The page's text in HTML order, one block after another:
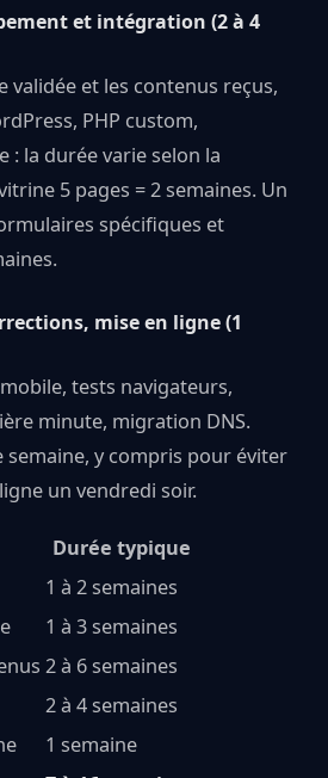
et intégration (2 à 4
validée et les contenus reçus,
PHP custom,
la durée varie selon la
5 pages = 2 semaines. Un
spécifiques et
mise en ligne (1
tests navigateurs,
minute, migration DNS.
semaine, y compris pour éviter
un vendredi soir.
Durée typique
1 à 2 semaines
1 à 3 semaines
2 à 6 semaines
2 à 4 semaines
1 semaine